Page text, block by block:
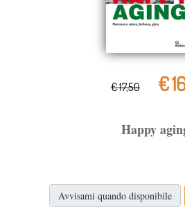
€ 17,50 €
Happy
Avvisami quando disponibile